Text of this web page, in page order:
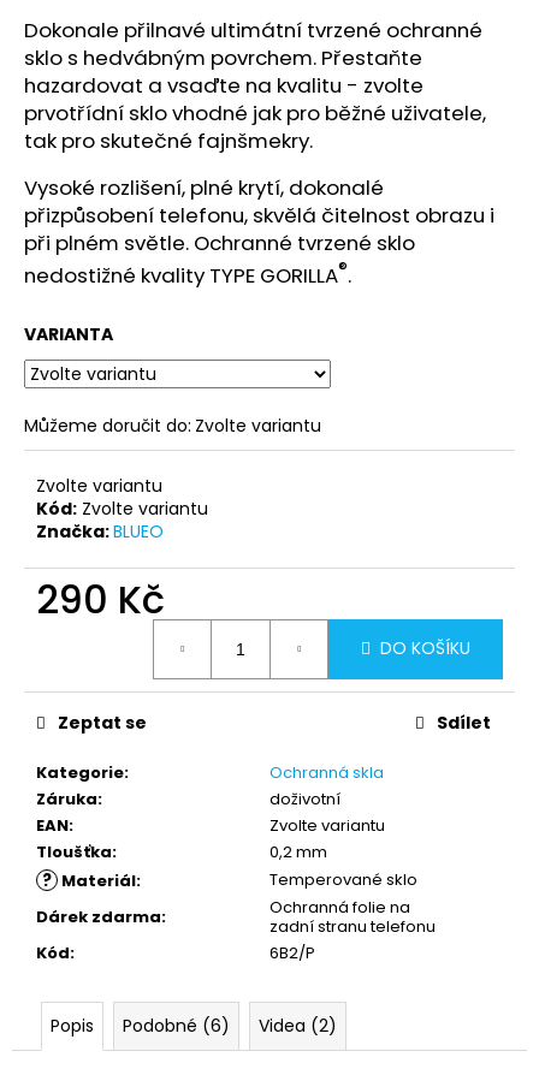
Dokonale přilnavé ultimátní tvrzené ochranné
sklo s hedvábným povrchem. Přestaňte
hazardovat a vsaďte na kvalitu - zvolte
prvotřídní sklo vhodné jak pro běžné uživatele,
tak pro skutečné fajnšmekry.
Vysoké rozlišení, plné krytí, dokonalé
přizpůsobení telefonu, skvělá čitelnost obrazu i
při plném světle. Ochranné tvrzené sklo
nedostižné kvality TYPE GORILLA®.
VARIANTA
Můžeme doručit do: Zvolte variantu
Zvolte variantu
Kód: Zvolte variantu
Značka:BLUEO
290 Kč
DO KOŠÍKU
Kategorie:
Ochranná skla
Záruka:
doživotní
EAN:
Zvolte variantu
Tloušťka: 0,2 mm
? Materiál:
Temperované sklo
Dárek zdarma:
Ochranná folie na
zadní stranu telefonu
Kód: 6B2/P
Zeptat se Sdílet
Popis Podobné (6) Videa (2)
e
BLUEO
HD
EXTRA
OCHRANNÉ
SKLO
GORILLA
TYPE
(0,2
MM)
WATCH
4/5
450